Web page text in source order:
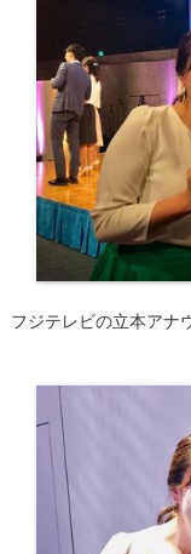
フジテレビの立本アナ